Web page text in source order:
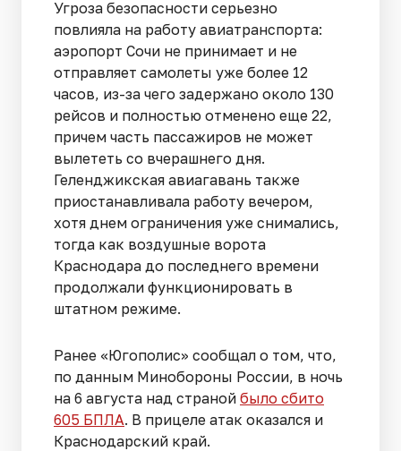
Угроза безопасности серьезно
повлияла на работу авиатранспорта:
аэропорт Сочи не принимает и не
отправляет самолеты уже более 12
часов, из-за чего задержано около 130
рейсов и полностью отменено еще 22,
причем часть пассажиров не может
вылететь со вчерашнего дня.
Геленджикская авиагавань также
приостанавливала работу вечером,
хотя днем ограничения уже снимались,
тогда как воздушные ворота
Краснодара до последнего времени
продолжали функционировать в
штатном режиме.
Ранее «Югополис» сообщал о том, что,
по данным Минобороны России, в ночь
на 6 августа над страной было сбито
605 БПЛА. В прицеле атак оказался и
Краснодарский край.